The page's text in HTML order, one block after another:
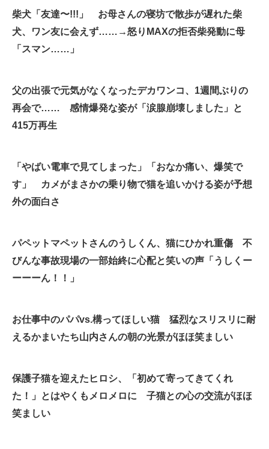
ビジネスと働き方のヒント
経営リーダーのコミュニティ
企業向けIT製品の総合サイト
IT製品の技術・比較・事例
モノづくり技術者専門サイト
エレクトロニクス専門サイト
エネルギーの専門メディア
ちょっと気になるネットの話題
柴犬「友達〜!!!」 お母さんの寝坊で散歩が遅れた柴
犬、ワン友に会えず……→怒りMAXの拒否柴発動に母
「スマン……」
父の出張で元気がなくなったデカワンコ、1週間ぶりの
再会で…… 感情爆発な姿が「涙腺崩壊しました」と
415万再生
「やばい電車で見てしまった」「おなか痛い、爆笑で
す」 カメがまさかの乗り物で猫を追いかける姿が予想
外の面白さ
パペットマペットさんのうしくん、猫にひかれ重傷 不
びんな事故現場の一部始終に心配と笑いの声「うしくー
ーーーん！！」
お仕事中のパパvs.構ってほしい猫 猛烈なスリスリに耐
えるかまいたち山内さんの朝の光景がほほ笑ましい
保護子猫を迎えたヒロシ、「初めて寄ってきてくれ
た！」とはやくもメロメロに 子猫との心の交流がほほ
笑ましい